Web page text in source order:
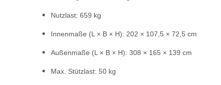
Nutzlast: 659 kg
Innenmaße (L × B × H): 202 × 107,5 × 72,5 cm
Außenmaße (L × B × H): 308 × 165 × 139 cm
Max. Stützlast: 50 kg